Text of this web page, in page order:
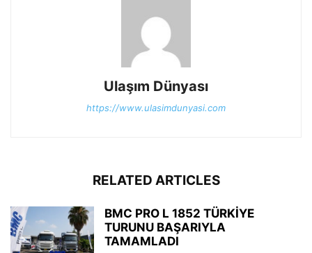
Ulaşım Dünyası
https://www.ulasimdunyasi.com
RELATED ARTICLES
BMC PRO L 1852 TÜRKİYE
TURUNU BAŞARIYLA
TAMAMLADI